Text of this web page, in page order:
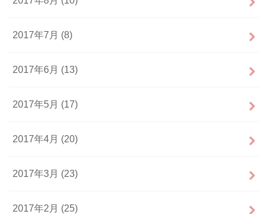
2017年7月 (8)
2017年6月 (13)
2017年5月 (17)
2017年4月 (20)
2017年3月 (23)
2017年2月 (25)